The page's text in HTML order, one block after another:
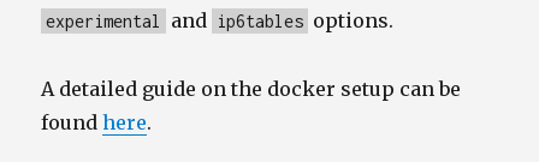
experimental and ip6tables options.
A detailed guide on the docker setup can be
foundhere.